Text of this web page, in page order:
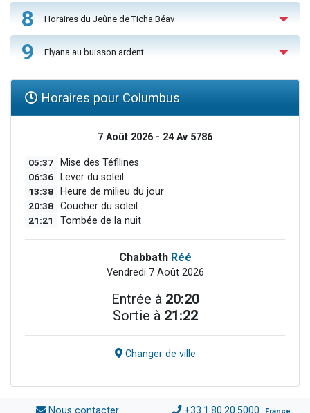
8 Horaires du Jeûne de Ticha Béav
9 Elyana au buisson ardent
Horaires pour Columbus
7 Août 2026 - 24 Av 5786
05:37 Mise des Téfilines
06:36 Lever du soleil
13:38 Heure de milieu du jour
20:38 Coucher du soleil
21:21 Tombée de la nuit
Chabbath Réé
Vendredi 7 Août 2026
Entrée à 20:20
Sortie à 21:22
Changer de ville